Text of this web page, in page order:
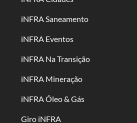
iNFRA Saneamento
iNFRA Eventos
iNFRA Na Transição
iNFRA Mineração
iNFRA Óleo & Gás
Giro iNFRA